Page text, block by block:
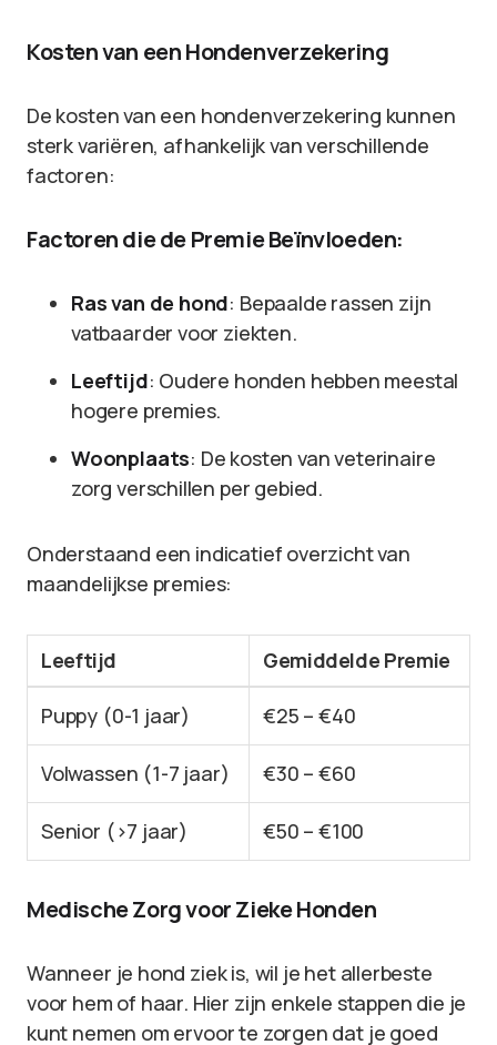
Kosten van een Hondenverzekering
De kosten van een hondenverzekering kunnen
sterk variëren, afhankelijk van verschillende
factoren:
Factoren die de Premie Beïnvloeden:
Ras van de hond: Bepaalde rassen zijn
vatbaarder voor ziekten.
Leeftijd: Oudere honden hebben meestal
hogere premies.
Woonplaats: De kosten van veterinaire
zorg verschillen per gebied.
Onderstaand een indicatief overzicht van
maandelijkse premies:
Leeftijd Gemiddelde Premie
Puppy (0-1 jaar) €25 – €40
Volwassen (1-7 jaar) €30 – €60
Senior (>7 jaar) €50 – €100
Medische Zorg voor Zieke Honden
Wanneer je hond ziek is, wil je het allerbeste
voor hem of haar. Hier zijn enkele stappen die je
kunt nemen om ervoor te zorgen dat je goed